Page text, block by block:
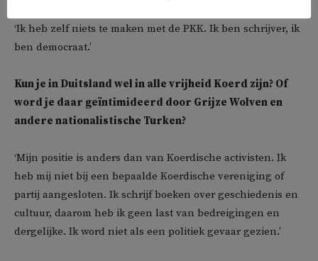
‘Ik heb zelf niets te maken met de PKK. Ik ben schrijver, ik
ben democraat.’
Kun je in Duitsland wel in alle vrijheid Koerd zijn? Of
word je daar geïntimideerd door Grijze Wolven en
andere nationalistische Turken?
‘Mijn positie is anders dan van Koerdische activisten. Ik
heb mij niet bij een bepaalde Koerdische vereniging of
partij aangesloten. Ik schrijf boeken over geschiedenis en
cultuur, daarom heb ik geen last van bedreigingen en
dergelijke. Ik word niet als een politiek gevaar gezien.’